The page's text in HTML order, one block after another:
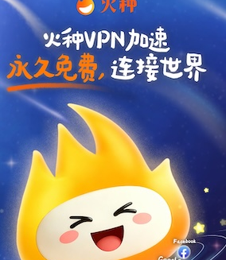
了这个app，我再也不用担心了。
反对
反对[0]